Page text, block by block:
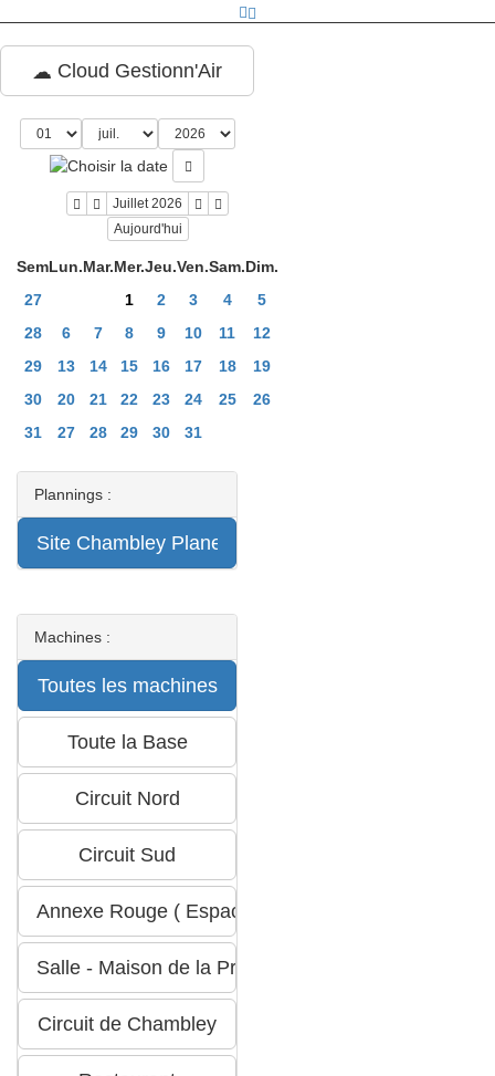
Cloud Gestionn'Air
Juillet 2026
Aujourd'hui
SemLun.Mar.Mer.Jeu.Ven.Sam.Dim.
27
1 2 3 4
5
28
6 7 8 9 10 11
12
29
13 14 15 16 17 18
19
30
20 21 22 23 24 25
26
31
27 28 29 30 31
Plannings :
Machines :